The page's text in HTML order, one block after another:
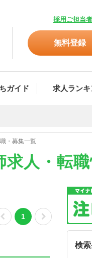
採用ご担当
無料登録
ガイド 求人ランキ
・募集一覧
人・転
1
検